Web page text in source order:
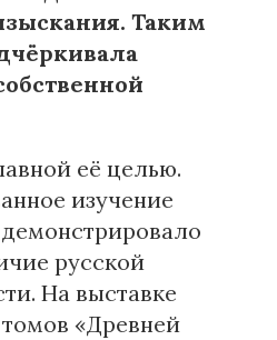
Таким
её целью.
изучение
русской
На выставке
«Древней